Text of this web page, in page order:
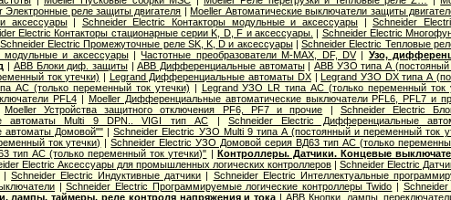
Электронные реле защиты двигателя |Moeller Автоматические выключатели защиты
аксессуары| Schneider Electric Контакторы модульные и аксессуары|Schneider
Electric Контакторы стационарные серии K, D, F и аксессуары. | Schneider Electric
Schneider Electric Промежуточные реле SK, K, D и аксессуары|Schneider Electric Тепловые
модульные и аксессуары|Частотные преобразователи M-MAX, DF, DV| Узо,
| ABB Блоки диф. защиты|ABB Дифференциальные автоматы| ABB УЗО типа А (постояный
ток утечки) | Legrand Дифференциальные автоматы DX|Legrand УЗО DX типа А
АС (только переменный ток утечки) | Legrand УЗО LR типа АС (только переменный ток
PFL4| Moeller Дифференциальные автоматические выключатели PFL6, PFL7 и
Moeller Устройства защитного отключения PF6, PF7 и прочие | Schneider Electric
автоматы Multi 9 DPN.. VIGI тип AС | Schneider Electric Дифференциальные
автоматы Домовой"" |Schneider Electric УЗО Multi 9 типа А (постоянный и переменный ток
ток утечки) |Schneider Electric УЗО Домовой серия ВД63 тип АС (только
тип АС (только переменный ток утечки)" | Контроллеры. Датчики. Концевые
Electric Аксессуары для промышленных логических контроллеров |Schneider Electric
Schneider Electric Индуктивные датчики | Schneider Electric Интеллектуальные
|Schneider Electric Программируемые логические контроллеры Twido | Schneider
лампы, таймеры, реле контроля напряжения и тока | ABB Кнопки, лампы,